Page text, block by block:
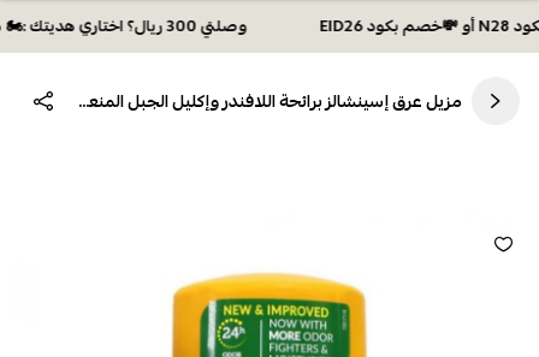
وصلتي 300 ريال؟ اختاري هديتك :🏍 شحن مجاني بكود N28 أو 💸خصم بكود EID26
مزيل عرق إسينشالز برائحة اللافندر وإكليل الجبل المنعشة من ارم اند هامر 71ج